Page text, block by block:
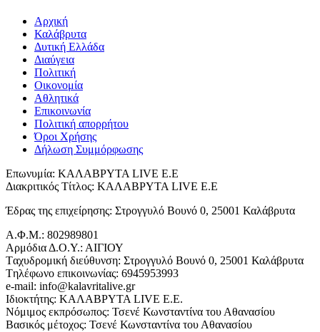
Αρχική
Καλάβρυτα
Δυτική Ελλάδα
Διαύγεια
Πολιτική
Οικονομία
Αθλητικά
Επικοινωνία
Πολιτική απορρήτου
Όροι Χρήσης
Δήλωση Συμμόρφωσης
Επωνυμία: ΚΑΛΑΒΡΥΤΑ LIVE Ε.Ε
Διακριτικός Τίτλος: ΚΑΛΑΒΡΥΤΑ LIVE E.E
Έδρας της επιχείρησης: Στρογγυλό Βουνό 0, 25001 Καλάβρυτα
Α.Φ.Μ.: 802989801
Αρμόδια Δ.Ο.Υ.: ΑΙΓΙΟΥ
Tαχυδρομική διεύθυνση: Στρογγυλό Βουνό 0, 25001 Καλάβρυτα
Tηλέφωνο επικοινωνίας: 6945953993
e-mail: info@kalavritalive.gr
Iδιοκτήτης: ΚΑΛΑΒΡΥΤΑ LIVE E.E.
Νόμιμος εκπρόσωπος: Τσενέ Κωνσταντίνα του Αθανασίου
Βασικός μέτοχος: Τσενέ Κωνσταντίνα του Αθανασίου